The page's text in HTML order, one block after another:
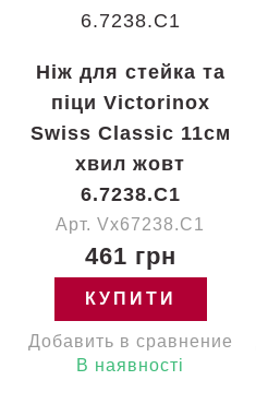
Ніж для стейка та
піци Victorinox
Swiss Classic 11см
хвил жовт
6.7238.C1
Арт. Vx67238.C1
461 грн
КУПИТИ
Добавить в сравнение
В наявності